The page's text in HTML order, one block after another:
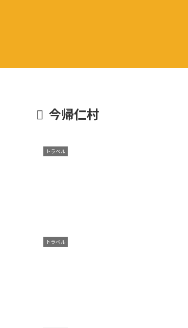
今帰仁村
トラベル
トラベル